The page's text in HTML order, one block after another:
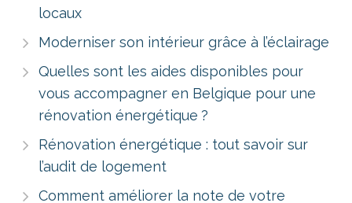
locaux
Moderniser son intérieur grâce à l’éclairage
Quelles sont les aides disponibles pour
vous accompagner en Belgique pour une
rénovation énergétique ?
Rénovation énergétique : tout savoir sur
l’audit de logement
Comment améliorer la note de votre